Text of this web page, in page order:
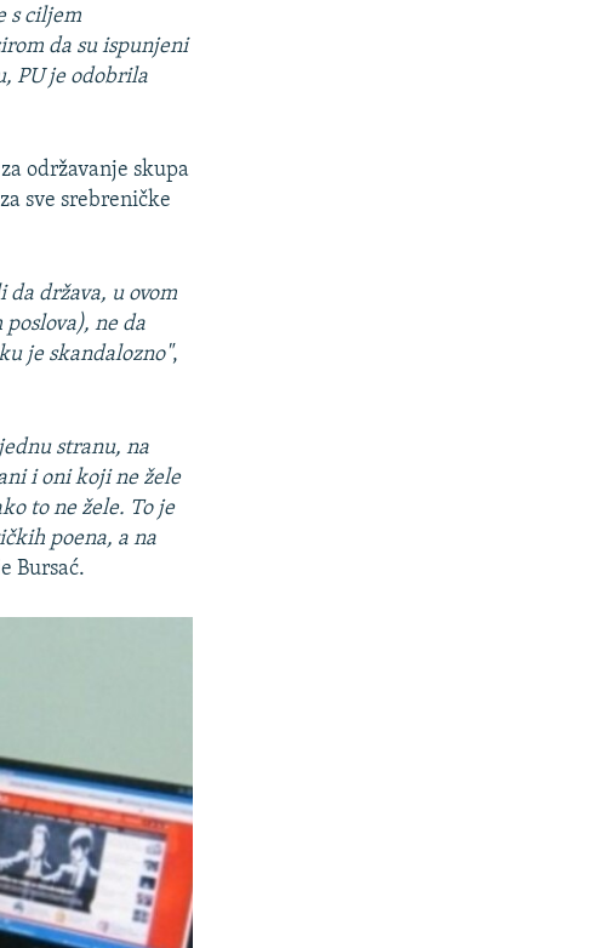
s ciljem
da su ispunjeni
PU je odobrila
održavanje skupa
sve srebreničke
država, u ovom
ne da
je skandalozno",
stranu, na
i oni koji ne žele
to ne žele. To je
poena, a na
Bursać.